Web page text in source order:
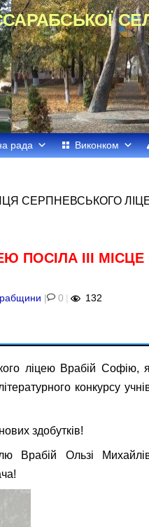
рада Виконком
СЕРПНЕВСЬКОГО
ПОСІЛА ІІІ МІСЦЕ
| 0 | 132
ліцею Врабій Софію,
конкурсу
здобутків!
Врабій Ользі